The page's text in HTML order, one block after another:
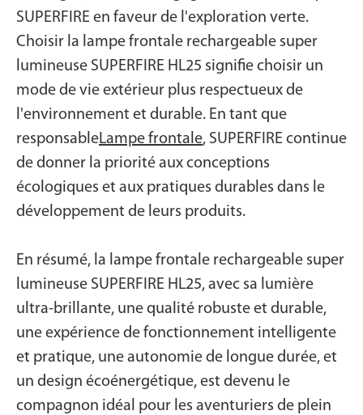
SUPERFIRE en faveur de l'exploration verte.
Choisir la lampe frontale rechargeable super
lumineuse SUPERFIRE HL25 signifie choisir un
mode de vie extérieur plus respectueux de
l'environnement et durable. En tant que
responsableLampe frontale, SUPERFIRE continue
de donner la priorité aux conceptions
écologiques et aux pratiques durables dans le
développement de leurs produits.
En résumé, la lampe frontale rechargeable super
lumineuse SUPERFIRE HL25, avec sa lumière
ultra-brillante, une qualité robuste et durable,
une expérience de fonctionnement intelligente
et pratique, une autonomie de longue durée, et
un design écoénergétique, est devenu le
compagnon idéal pour les aventuriers de plein